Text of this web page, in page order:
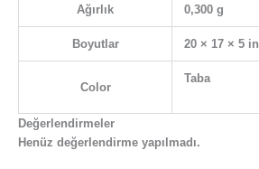
Ağırlık
0,300 g
Boyutlar 20 × 17 × 5 in
Color
Taba
Değerlendirmeler
Henüz değerlendirme yapılmadı.